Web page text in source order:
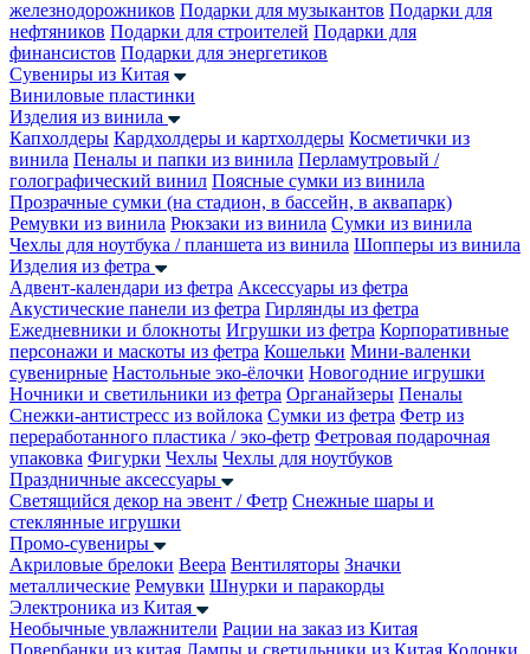
железнодорожников Подарки для музыкантов Подарки для
нефтяников Подарки для строителей Подарки для
финансистов Подарки для энергетиков
Сувениры из Китая
Виниловые пластинки
Изделия из винила
Капхолдеры Кардхолдеры и картхолдеры Косметички из
винила Пеналы и папки из винила Перламутровый /
голографический винил Поясные сумки из винила
Прозрачные сумки (на стадион, в бассейн, в аквапарк)
Ремувки из винила Рюкзаки из винила Сумки из винила
Чехлы для ноутбука / планшета из винила Шопперы из винила
Изделия из фетра
Адвент-календари из фетра Аксессуары из фетра
Акустические панели из фетра Гирлянды из фетра
Ежедневники и блокноты Игрушки из фетра Корпоративные
персонажи и маскоты из фетра Кошельки Мини-валенки
сувенирные Настольные эко-ёлочки Новогодние игрушки
Ночники и светильники из фетра Органайзеры Пеналы
Снежки-антистресс из войлока Сумки из фетра Фетр из
переработанного пластика / эко-фетр Фетровая подарочная
упаковка Фигурки Чехлы Чехлы для ноутбуков
Праздничные аксессуары
Светящийся декор на эвент / Фетр Снежные шары и
стеклянные игрушки
Промо-сувениры
Акриловые брелоки Веера Вентиляторы Значки
металлические Ремувки Шнурки и паракорды
Электроника из Китая
Необычные увлажнители Рации на заказ из Китая
Повербанки из китая Лампы и светильники из Китая Колонки